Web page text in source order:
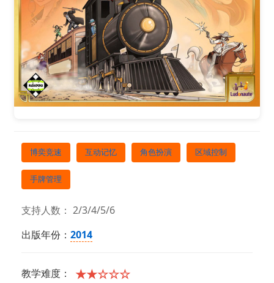
博奕竞速 互动记忆 角色扮演 区域控制
手牌管理
支持人数： 2/3/4/5/6
出版年份： 2014
教学难度： ★★☆☆☆